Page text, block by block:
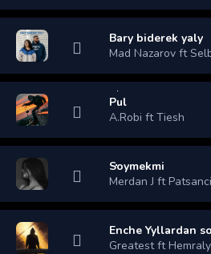
Bary biderek yaly
Mad Nazarov ft
Pul
A.Robi ft Tiesh
Soymekmi
Merdan J ft
Enche Yyllardan
Greatest ft